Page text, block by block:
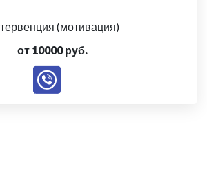
(мотивация)
от 10000 руб.